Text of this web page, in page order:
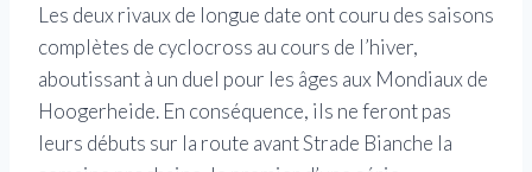
Les deux rivaux de longue date ont couru des saisons
complètes de cyclocross au cours de l’hiver,
aboutissant à un duel pour les âges aux Mondiaux de
Hoogerheide. En conséquence, ils ne feront pas
leurs débuts sur la route avant Strade Bianche la